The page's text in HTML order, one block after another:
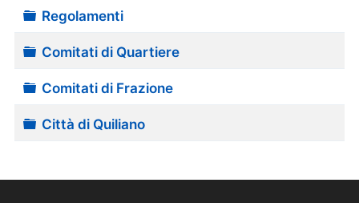
Cartella
Regolamenti
Cartella
Comitati di Quartiere
Cartella
Comitati di Frazione
Cartella
Città di Quiliano